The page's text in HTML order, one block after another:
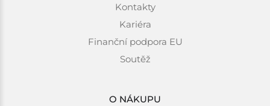
Kontakty
Kariéra
Finanční podpora EU
Soutěž
O NÁKUPU